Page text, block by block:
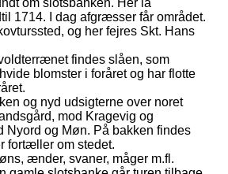
om slotsbanken. Her lå
1714. I dag afgræsser får området.
og her fejres Skt. Hans
findes slåen, som
blomster i foråret og har flotte
og nyd udsigterne over noret
mod Kragevig og
Nyord og Møn. På bakken findes
fortæller om stedet.
ænder, svaner, måger m.fl.